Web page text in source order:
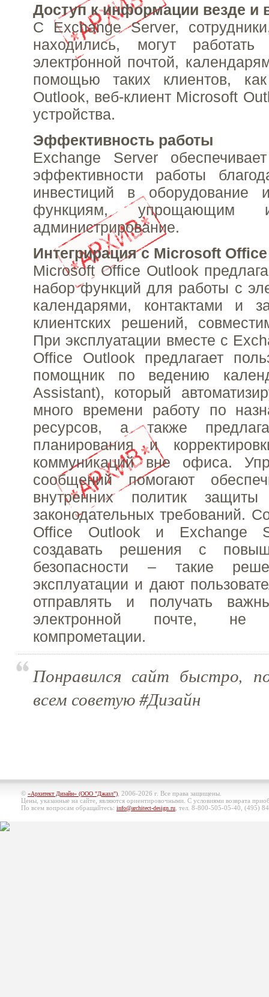
Доступ к информации везде и
С Exchange Server,
находились, могут
электронной почтой,
помощью таких клиентов,
Outlook, веб-клиент Microsoft
устройства.
Эффективность работы
Exchange Server
эффективности работы
инвестиций в
функциям, упрощающим
администрирование.
Интегрирация с Microsoft
Microsoft Office Outlook
набор функций для работы с
календарями, контактами и
клиентских решений,
При эксплуатации вместе с
Office Outlook предлагает
помощник по ведению
Assistant), который
много времени работу по
ресурсов, а также
планирования и
коммуникаций вне офиса.
сообщений помогают
внутренних политик
законодательных требований.
Office Outlook и Exchange
создавать решения с
безопасности – такие
эксплуатации и дают
отправлять и получать
электронной почте,
компрометации.
Понравился сайт быстро,
всем советую #Дизайн
© «Архитект Дизайн» (ООО "Джазл") , 2006-2026 г. Все права защищены.
Цены, указанные на сайте, являются ориентировочными. С условиями возврата
По всем вопросам обращайтесь: info@architect-design.ru , тел. 8-800-505-05-40, (495)